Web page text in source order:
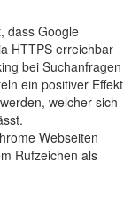
dass Google
HTTPS erreichbar
bei Suchanfragen
ein positiver Effekt
welcher sich
Webseiten
Rufzeichen als